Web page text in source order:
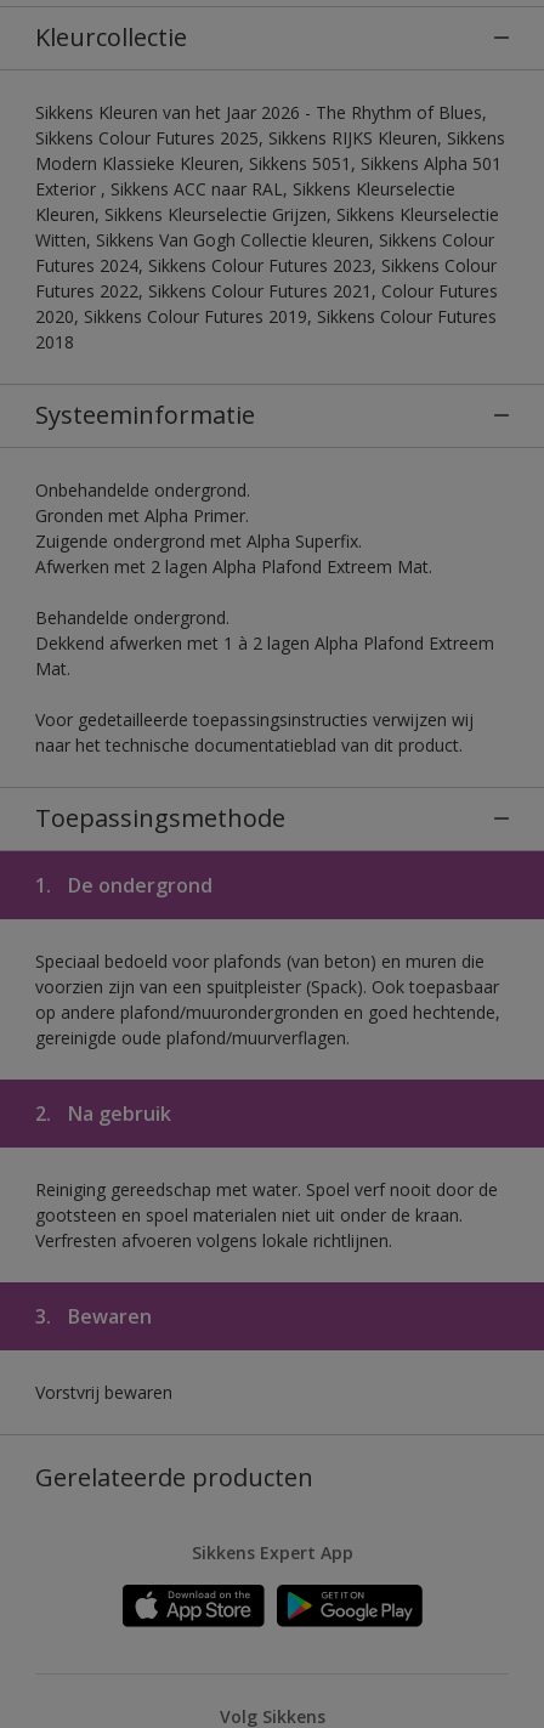
Kleurcollectie
Sikkens Kleuren van het Jaar 2026 - The Rhythm of Blues,
Sikkens Colour Futures 2025, Sikkens RIJKS Kleuren, Sikkens
Modern Klassieke Kleuren, Sikkens 5051, Sikkens Alpha 501
Exterior , Sikkens ACC naar RAL, Sikkens Kleurselectie
Kleuren, Sikkens Kleurselectie Grijzen, Sikkens Kleurselectie
Witten, Sikkens Van Gogh Collectie kleuren, Sikkens Colour
Futures 2024, Sikkens Colour Futures 2023, Sikkens Colour
Futures 2022, Sikkens Colour Futures 2021, Colour Futures
2020, Sikkens Colour Futures 2019, Sikkens Colour Futures
2018
Systeeminformatie
Onbehandelde ondergrond.
Gronden met Alpha Primer.
Zuigende ondergrond met Alpha Superfix.
Afwerken met 2 lagen Alpha Plafond Extreem Mat.
Behandelde ondergrond.
Dekkend afwerken met 1 à 2 lagen Alpha Plafond Extreem
Mat.
Voor gedetailleerde toepassingsinstructies verwijzen wij
naar het technische documentatieblad van dit product.
Toepassingsmethode
1. De ondergrond
Speciaal bedoeld voor plafonds (van beton) en muren die
voorzien zijn van een spuitpleister (Spack). Ook toepasbaar
op andere plafond/muurondergronden en goed hechtende,
gereinigde oude plafond/muurverflagen.
2. Na gebruik
Reiniging gereedschap met water. Spoel verf nooit door de
gootsteen en spoel materialen niet uit onder de kraan.
Verfresten afvoeren volgens lokale richtlijnen.
3. Bewaren
Vorstvrij bewaren
Gerelateerde producten
Sikkens Expert App
Volg Sikkens